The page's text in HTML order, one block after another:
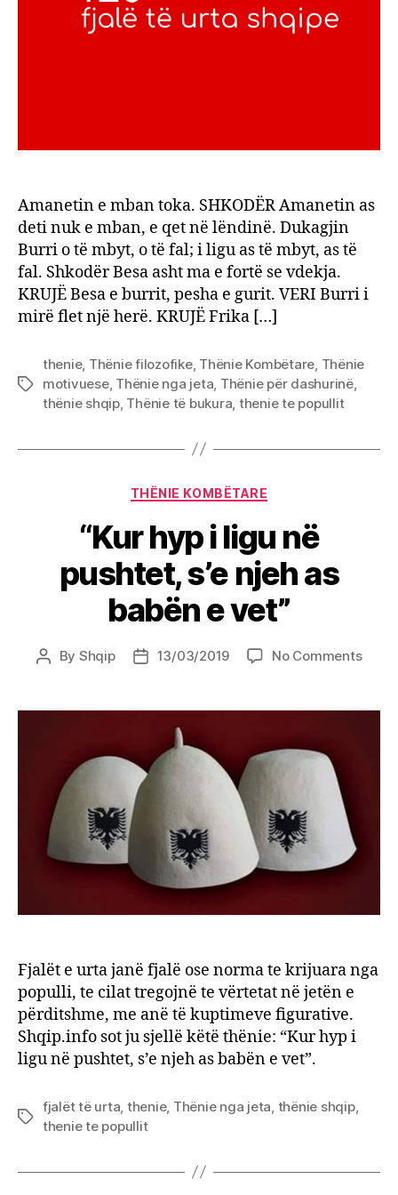
Amanetin e mban toka. SHKODËR Amanetin as
deti nuk e mban, e qet në lëndinë. Dukagjin
Burri o të mbyt, o të fal; i ligu as të mbyt, as të
fal. Shkodër Besa asht ma e fortë se vdekja.
KRUJË Besa e burrit, pesha e gurit. VERI Burri i
mirë flet një herë. KRUJË Frika […]
Tags
thenie, Thënie filozofike, Thënie Kombëtare Thënie
motivuese, Thënie nga jeta Thënie për dashurinë,
thënie shqip, Thënie të bukura thenie te popullit
Categories
THËNIE KOMBËTARE
“Kur hyp i ligu në
pushtet, s’e njeh as
babën e vet”
Post
By Shqip
Post13/03/2019 No Commentson
i
Fjalët e urta janë fjalë ose norma te krijuara nga
populli, te cilat tregojnë te vërtetat në jetën e
përditshme, me anë të kuptimeve figurative.
Shqip.info sot ju sjellë këtë thënie: “Kur hyp i
ligu në pushtet, s’e njeh as babën e vet”.
Tags
fjalët të urta, thenie, Thënie nga jeta, thënie shqip,
thenie te popullit